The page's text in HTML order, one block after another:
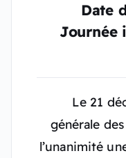
Date
Journée
Le 21
générale
l’unanimité